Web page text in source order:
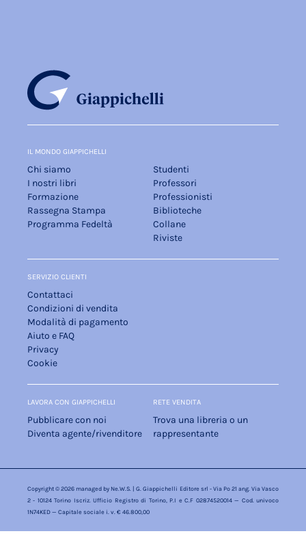
IL MONDO GIAPPICHELLI
Chi siamo
I nostri libri
Formazione
Rassegna Stampa
Programma Fedeltà
Studenti
Professori
Professionisti
Biblioteche
Collane
Riviste
SERVIZIO CLIENTI
Contattaci
Condizioni di vendita
Modalità di pagamento
Aiuto e FAQ
Privacy
Cookie
LAVORA CON GIAPPICHELLI
Pubblicare con noi
Diventa agente/rivenditore
RETE VENDITA
Trova una libreria o un
rappresentante
Copyright © 2026 managed by Ne.W.S. | G. Giappichelli Editore srl - Via Po 21 ang. Via Vasco
2 - 10124 Torino Iscriz. Ufficio Registro di Torino, P.I e C.F 02874520014 — Cod. univoco
1N74KED — Capitale sociale i. v. € 46.800,00